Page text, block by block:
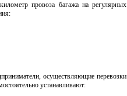
провоза багажа на регулярных
осуществляющие перевозки
устанавливают: